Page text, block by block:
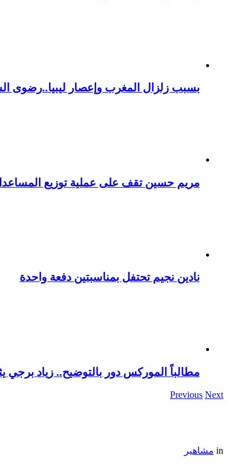
بسبب زلزال المغرب وإعصار ليبيا..رضوى
مريم حسين تقف على عملية توزيع
نادين نجيم تحتفل بمناسبتين دفعة واحدة
مطالباً الموركس دور بالتوضيح.. زياد برجي
Previous Next
in مشاهير